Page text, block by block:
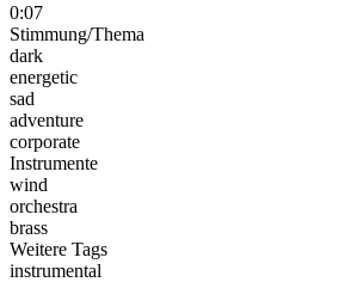
0:07
Stimmung/Thema
dark
energetic
sad
adventure
corporate
Instrumente
wind
orchestra
brass
Weitere Tags
instrumental